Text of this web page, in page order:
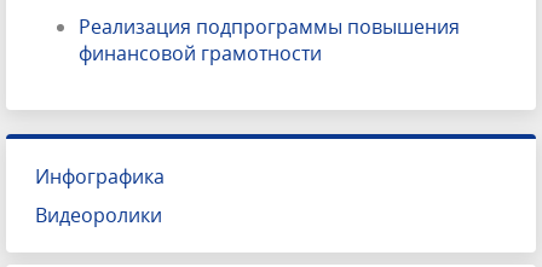
Реализация подпрограммы повышения
финансовой грамотности
Инфографика
Видеоролики